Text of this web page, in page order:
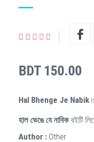
BDT 150.00
Hal Bhenge Je Nabik
হাল ভেঙে যে নাবিকবইটি
Author : Other